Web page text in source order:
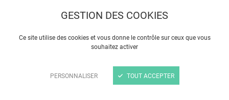
GESTION DES COOKIES
Ce site utilise des cookies et vous donne le contrôle sur ceux que vous
souhaitez activer
PERSONNALISER TOUT ACCEPTER